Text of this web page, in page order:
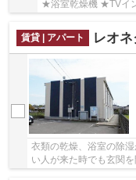
★浴室乾燥機 ★TVイ
賃貸 | アパート レオネ
衣類の乾燥、浴室の除
い人が来た時でも玄関